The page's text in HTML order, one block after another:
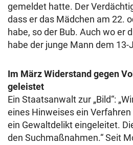
gemeldet hatte. Der
dass er das Mädchen am 22.
habe, so der Bub. Auch wo er
habe der junge Mann dem
Im März Widerstand gegen
geleistet
Ein Staatsanwalt zur „Bild“:
eines Hinweises ein
ein Gewaltdelikt eingeleitet.
den Suchmaßnahmen.“ Seit